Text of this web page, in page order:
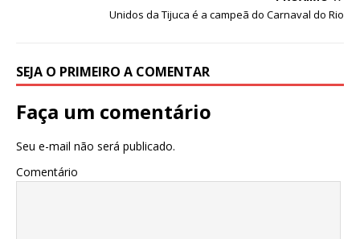
Unidos da Tijuca é a campeã do Carnaval do Rio
SEJA O PRIMEIRO A COMENTAR
Faça um comentário
Seu e-mail não será publicado.
Comentário